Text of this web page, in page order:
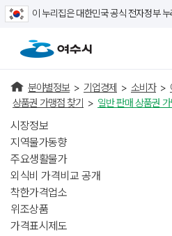
이 누리집은 대한민국 공식 전자정부
분야별정보 > 기업경제 > 소비자 >
상품권 가맹점 찾기
> 일반 판매 상품권
시장정보
지역물가동향
주요생활물가
외식비 가격비교 공개
착한가격업소
위조상품
가격표시제도